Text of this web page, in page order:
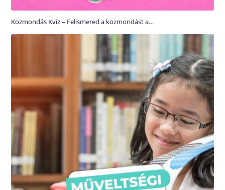
Közmondás Kvíz – Felismered a közmondást a…